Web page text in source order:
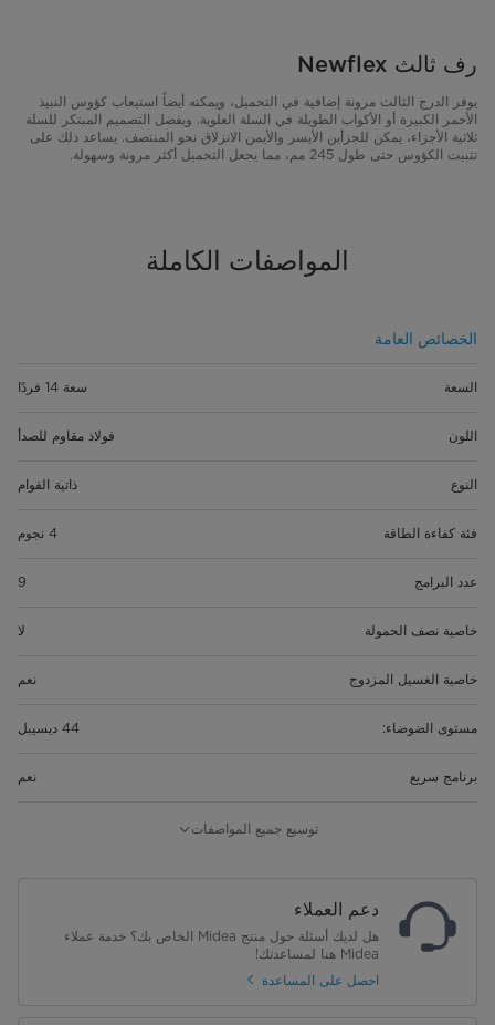
رف ثالث Newflex
يوفر الدرج الثالث مرونة إضافية في التحميل، ويمكنه أيضاً استيعاب كؤوس النبيذ
الأحمر الكبيرة أو الأكواب الطويلة في السلة العلوية. وبفضل التصميم المبتكر للسلة
ثلاثية الأجزاء، يمكن للجزأين الأيسر والأيمن الانزلاق نحو المنتصف. يساعد ذلك على
تثبيت الكؤوس حتى طول 245 مم، مما يجعل التحميل أكثر مرونة وسهولة.
المواصفات الكاملة
الخصائص العامة
السعة سعة 14 فردًا
اللون فولاذ مقاوم للصدأ
النوع ذاتية القوام
فئة كفاءة الطاقة 4 نجوم
عدد البرامج 9
خاصية نصف الحمولة لا
خاصية الغسيل المزدوج نعم
مستوى الضوضاء: 44 ديسيبل
برنامج سريع نعم
أبعاد المنتج (العرض× العمق× الارتفاع)
الوزن الصافي (كجم)
الوزن الإجمالي (كجم)
توسيع جميع المواصفات
دعم العملاء
هل لديك أسئلة حول منتج Midea الخاص بك؟ خدمة عملاء
Midea هنا لمساعدتك!
احصل على المساعدة